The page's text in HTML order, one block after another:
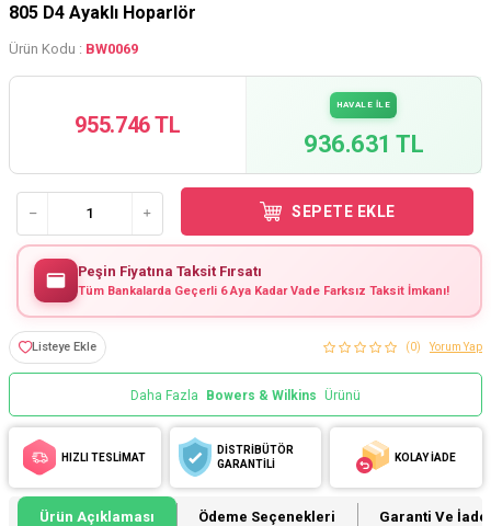
805 D4 Ayaklı Hoparlör
Ürün Kodu : BW0069
955.746 TL
HAVALE İLE
936.631 TL
SEPETE EKLE
Peşin Fiyatına Taksit Fırsatı
Tüm Bankalarda Geçerli 6 Aya Kadar Vade Farksız Taksit İmkanı!
Listeye Ekle (0) Yorum Yap
Daha Fazla Bowers & Wilkins Ürünü
HIZLI TESLİMAT
DİSTRİBÜTÖR
GARANTİLİ
KOLAY İADE
Ürün Açıklaması Ödeme Seçenekleri Garanti Ve İade